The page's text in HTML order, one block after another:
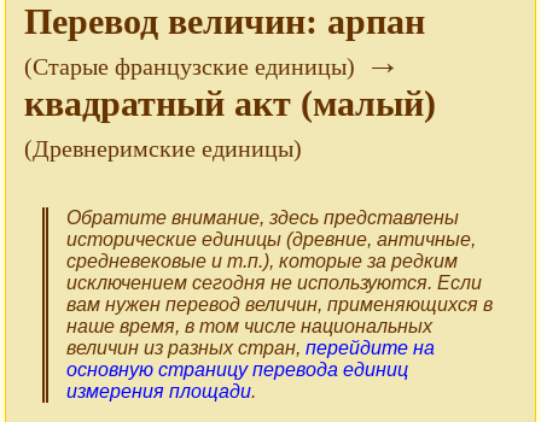
Перевод величин: арпан
(Старые французские единицы)
→
квадратный акт (малый)
(Древнеримские единицы)
Обратите внимание, здесь представлены
исторические единицы (древние, античные,
средневековые и т.п.), которые за редким
исключением сегодня не используются. Если
вам нужен перевод величин, применяющихся в
наше время, в том числе национальных
величин из разных стран, перейдите на
основную страницу перевода единиц
измерения площади.